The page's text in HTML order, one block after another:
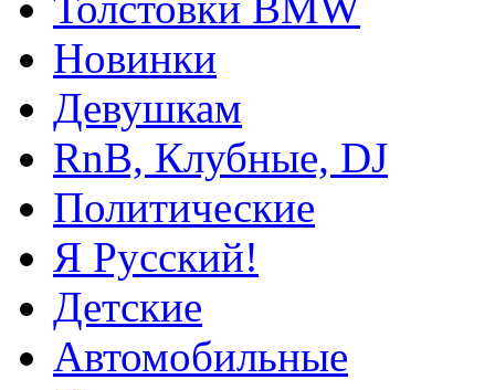
Новинки
Девушкам
RnB, Клубные, DJ
Политические
Я Русский!
Детские
Автомобильные